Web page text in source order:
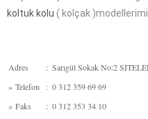
koltuk kolu ( kolçak
Adres : Sarıgül Sokak No:2
» Telefon : 0 312 359 69 69
» Faks : 0 312 353 34 10